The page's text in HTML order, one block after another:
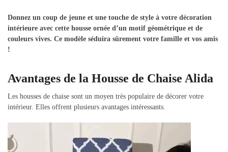
Donnez un coup de jeune et une touche de style à votre décoration
intérieure avec cette housse ornée d’un motif géométrique et de
couleurs vives. Ce modèle séduira sûrement votre famille et vos amis
!
Avantages de la Housse de Chaise Alida
Les housses de chaise sont un moyen très populaire de décorer votre
intérieur. Elles offrent plusieurs avantages intéressants.